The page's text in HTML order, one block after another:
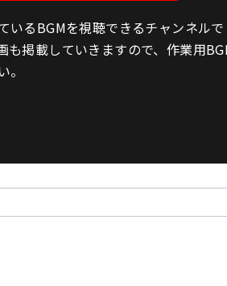
いるBGMを視聴できるチャンネルで
も掲載していきますので、作業用